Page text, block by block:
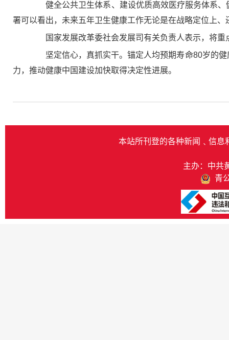
健全公共卫生体系、建设优质高效医疗服务体系、
署可以看出，未来五年卫生健康工作无论是在战略定位上
国家发展改革委社会发展司有关负责人表示，将重
坚定信心，真抓实干。锚定人均预期寿命80岁的健
力，推动健康中国建设加快取得决定性进展。
本站所刊登的各种新闻﹑信息
主办：中共
青